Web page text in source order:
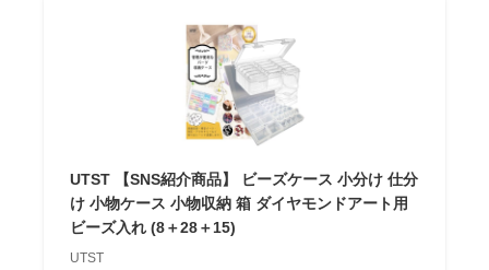
UTST 【SNS紹介商品】 ビーズケース 小分け 仕分
け 小物ケース 小物収納 箱 ダイヤモンドアート用
ビーズ入れ (8＋28＋15)
UTST